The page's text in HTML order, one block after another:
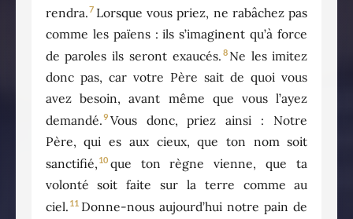
rendra.7 Lorsque vous priez, ne rabâchez pas
comme les païens : ils s’imaginent qu’à force
de paroles ils seront exaucés. 8 Ne les imitez
donc pas, car votre Père sait de quoi vous
avez besoin, avant même que vous l’ayez
demandé.9 Vous donc, priez ainsi : Notre
Père, qui es aux cieux, que ton nom soit
sanctifié, 10 que ton règne vienne, que ta
volonté soit faite sur la terre comme au
ciel. 11 Donne-nous aujourd’hui notre pain de